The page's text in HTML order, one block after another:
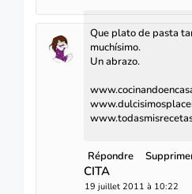
Que plato de pasta
muchísimo.
Un abrazo.
Répondre
CITA
19 juillet 2011 à 10:22